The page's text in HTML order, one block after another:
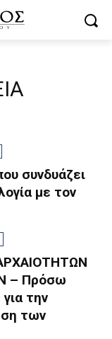
συνδυάζει
με τον
– Πρόσω
την
των